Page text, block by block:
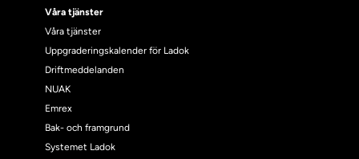
Våra tjänster
Våra tjänster
Uppgraderingskalender för Ladok
Driftmeddelanden
NUAK
Emrex
Bak- och framgrund
Systemet Ladok